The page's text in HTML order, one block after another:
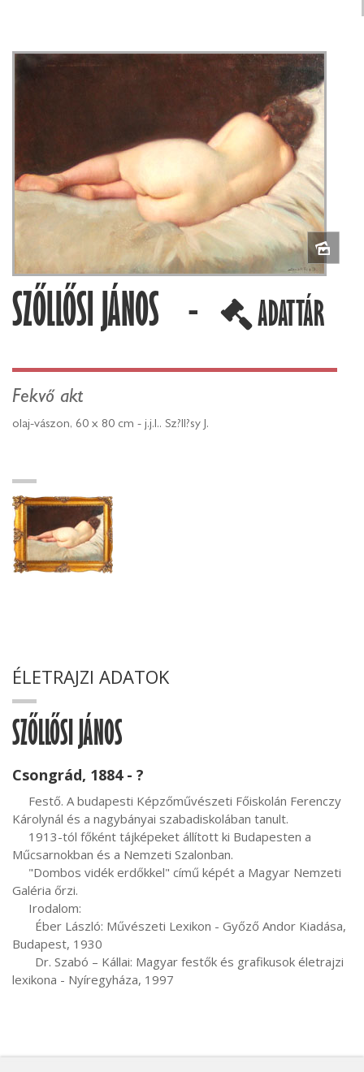
SZŐLLŐSI JÁNOS - ADATTÁR
Fekvő akt
olaj-vászon, 60 x 80 cm - j.j.l.. Sz?ll?sy J.
ÉLETRAJZI ADATOK
SZŐLLŐSI JÁNOS
Csongrád, 1884 - ?
Károlynál és a nagybányai szabadiskolában tanult.
Műcsarnokban és a Nemzeti Szalonban.
Galéria őrzi.
Budapest, 1930
lexikona - Nyíregyháza, 1997